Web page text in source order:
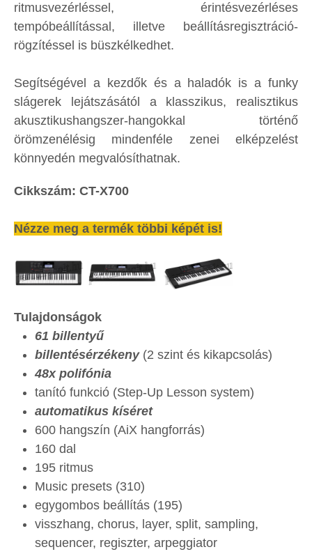
ritmusvezérléssel, érintésvezérléses
tempóbeállítással, illetve beállításregisztráció-
rögzítéssel is büszkélkedhet.
Segítségével a kezdők és a haladók is a funky
slágerek lejátszásától a klasszikus, realisztikus
akusztikushangszer-hangokkal történő
örömzenélésig mindenféle zenei elképzelést
könnyedén megvalósíthatnak.
Cikkszám: CT-X700
Nézze meg a termék többi képét is!
Tulajdonságok
61 billentyű
billentésérzékeny (2 szint és kikapcsolás)
48x polifónia
tanító funkció (Step-Up Lesson system)
automatikus kíséret
600 hangszín (AiX hangforrás)
160 dal
195 ritmus
Music presets (310)
egygombos beállítás (195)
visszhang, chorus, layer, split, sampling,
sequencer, regiszter, arpeggiator